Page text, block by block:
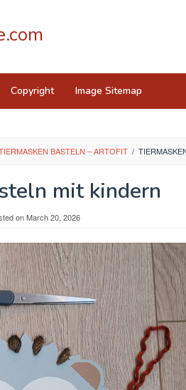
Copyright Image Sitemap
BASTELN – ARTOFIT /
mit kindern
onMarch 20, 2026